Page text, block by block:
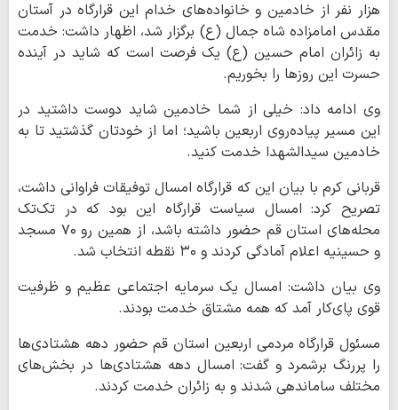
هزار نفر از خادمین و خانواده‌های خدام این قرارگاه در آستان
مقدس امامزاده شاه جمال (ع) برگزار شد، اظهار داشت: خدمت
به زائران امام حسین (ع) یک فرصت است که شاید در آینده
حسرت این روزها را بخوریم.
وی ادامه داد: خیلی از شما خادمین شاید دوست داشتید در
این مسیر پیاده‌روی اربعین باشید؛ اما از خودتان گذشتید تا به
خادمین سیدالشهدا خدمت کنید.
قربانی کرم با بیان این که قرارگاه امسال توفیقات فراوانی داشت،
تصریح کرد: امسال سیاست قرارگاه این بود که در تک‌تک
محله‌های استان قم حضور داشته باشد، از همین رو ۷۰ مسجد
و حسینیه اعلام آمادگی کردند و ۳۰ نقطه انتخاب شد.
وی بیان داشت: امسال یک سرمایه اجتماعی عظیم و ظرفیت
قوی پای‌کار آمد که همه مشتاق خدمت بودند.
مسئول قرارگاه مردمی اربعین استان قم حضور دهه هشتادی‌ها
را پررنگ برشمرد و گفت: امسال دهه هشتادی‌ها در بخش‌های
مختلف ساماندهی شدند و به زائران خدمت کردند.